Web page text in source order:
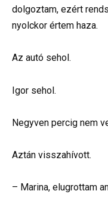
dolgoztam, ezért
nyolckor értem haza.
Az autó sehol.
Igor sehol.
Negyven percig nem
Aztán visszahívott.
– Marina, elugrottam